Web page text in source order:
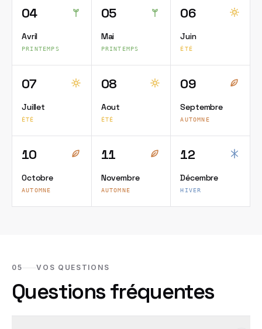
04
Avril
PRINTEMPS
05
Mai
PRINTEMPS
06
Juin
ÉTÉ
07
Juillet
ÉTÉ
08
Aout
ÉTÉ
09
Septembre
AUTOMNE
10
Octobre
AUTOMNE
11
Novembre
AUTOMNE
12
Décembre
HIVER
05 VOS QUESTIONS
Questions fréquentes